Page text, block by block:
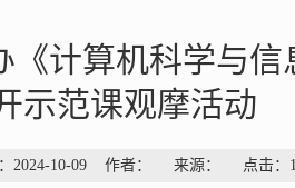
《计算机科学与
示范课观摩活动
：2024-10-09 作者： 来源： 点击：